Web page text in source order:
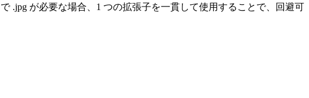
.jpg が必要な場合、1 つの拡張子を一貫して使用することで、回避可